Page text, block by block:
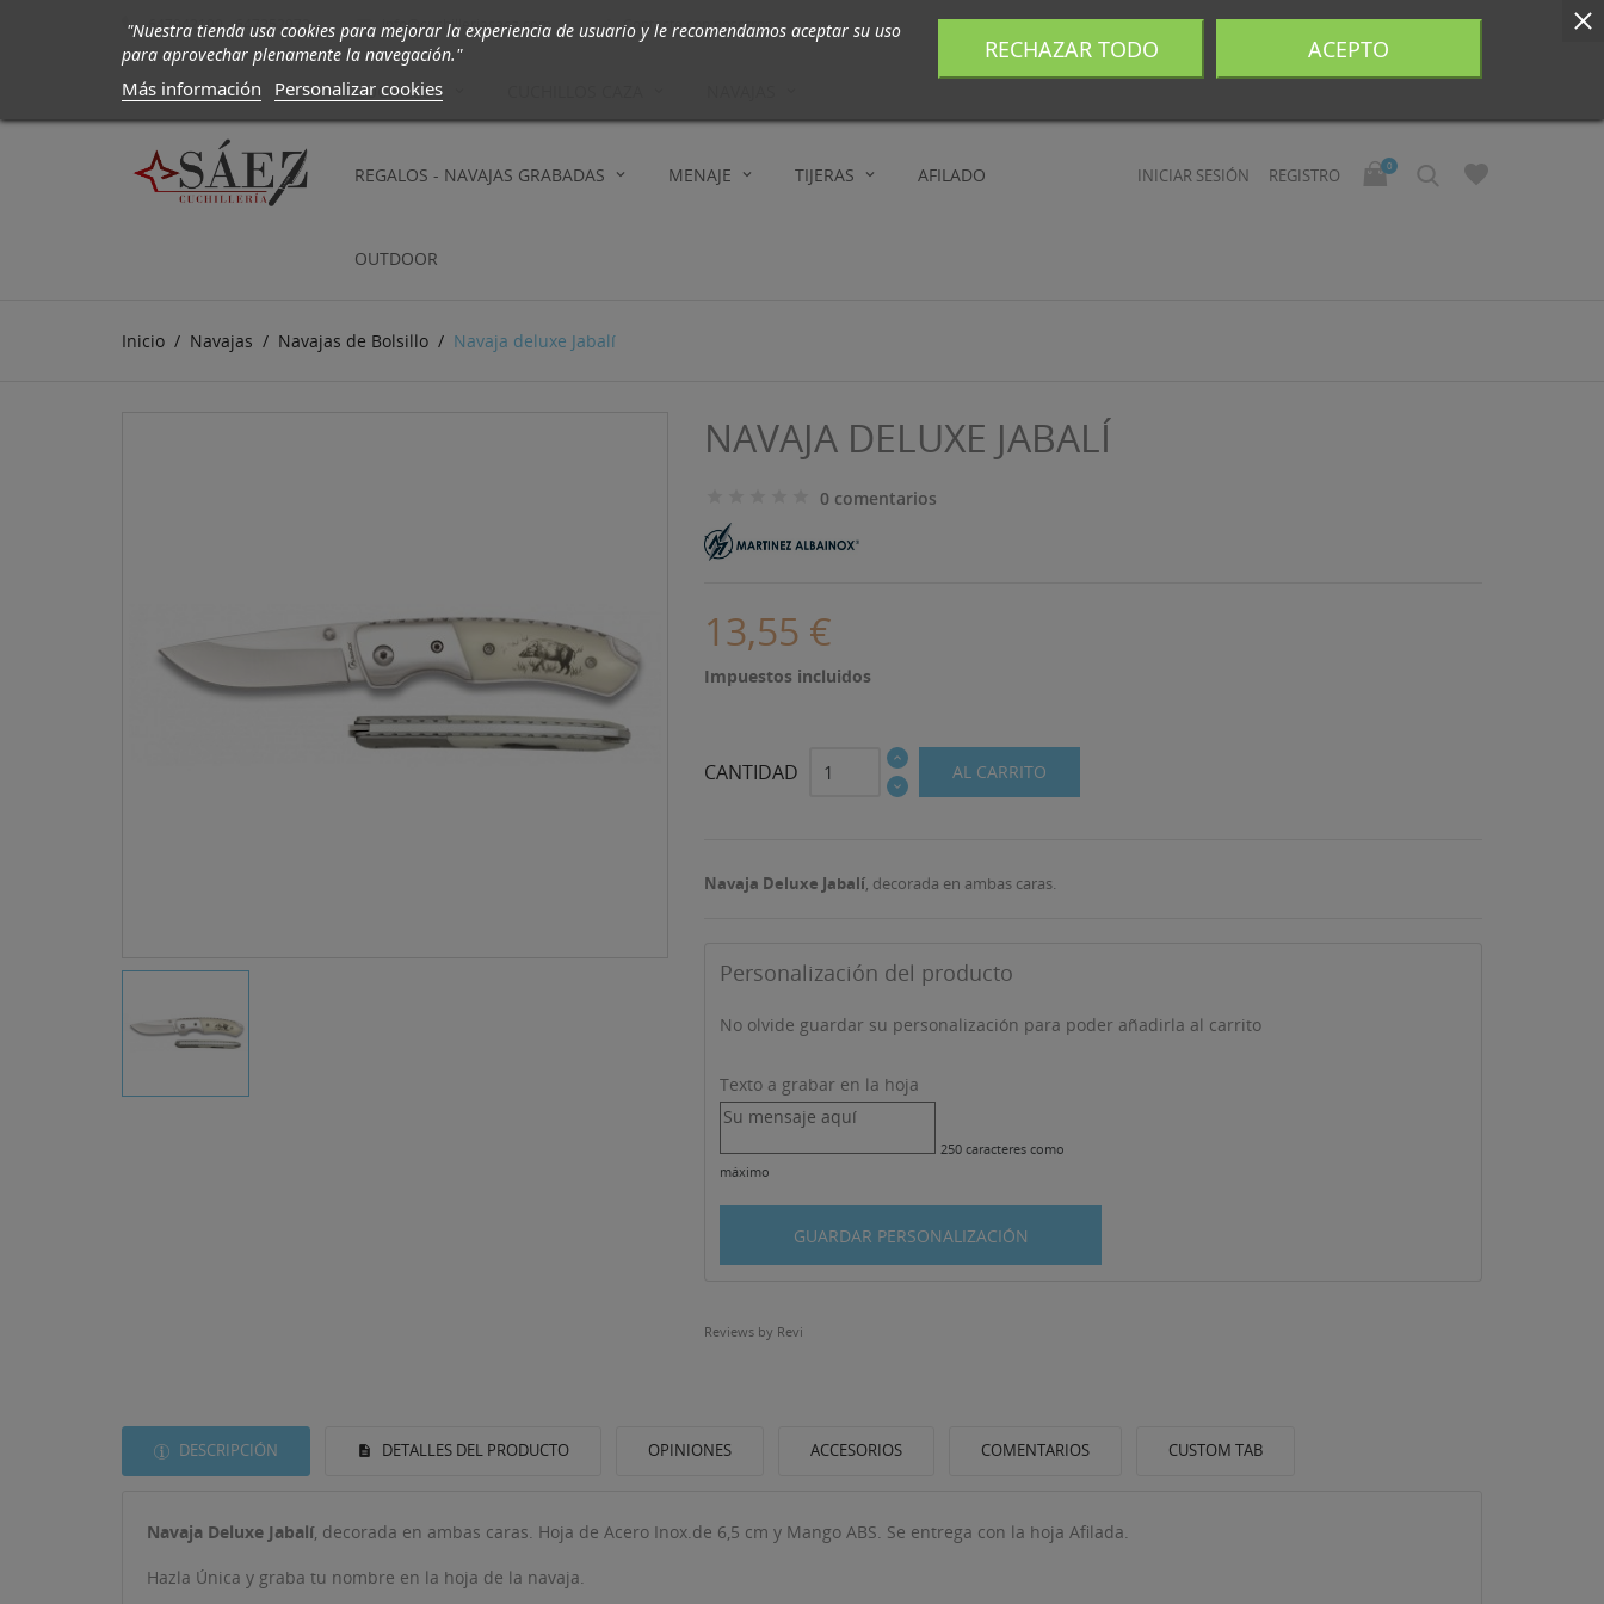
647942190 - 647252972  info@cuchilleriasaez.com  Contacte con nosotros
CUCHILLOS
REGALOS - NAVAJAS GRABADAS MENAJE TIJERAS AFILADO
OUTDOOR
INICIAR SESIÓN REGISTRO
0
Inicio Navajas Navajas de Bolsillo Navaja deluxe Jabalí
NAVAJA DELUXE JABALÍ
0 comentarios
13,55 €
Impuestos incluidos
CANTIDAD AL CARRITO
Navaja Deluxe Jabalí, decorada en ambas caras.
Personalización del producto
No olvide guardar su personalización para poder añadirla al carrito
Texto a grabar en la hoja
250 caracteres como
máximo
GUARDAR PERSONALIZACIÓN
Reviews by Revi
DESCRIPCIÓN DETALLES DEL PRODUCTO OPINIONES ACCESORIOS COMENTARIOS CUSTOM TAB
Navaja Deluxe Jabalí, decorada en ambas caras. Hoja de Acero Inox.de 6,5 cm y Mango ABS. Se entrega con la hoja Afilada.
Hazla Única y graba tu nombre en la hoja de la navaja.
"Nuestra tienda usa cookies para mejorar la experiencia de usuario y le recomendamos aceptar su uso
para aprovechar plenamente la navegación."
Más información Personalizar cookies
RECHAZAR TODO ACEPTO